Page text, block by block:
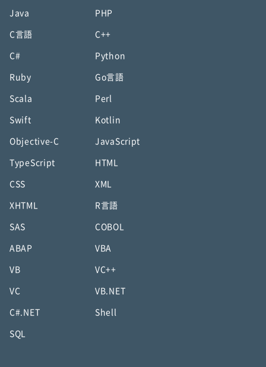
Java PHP
C言語 C++
C# Python
Ruby Go言語
Scala Perl
Swift Kotlin
Objective-C JavaScript
TypeScript HTML
CSS XML
XHTML R言語
SAS COBOL
ABAP VBA
VB VC++
VC VB.NET
C#.NET Shell
SQL